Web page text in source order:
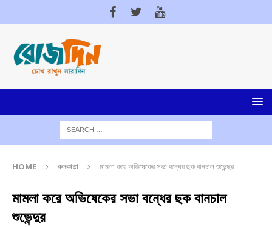
HOME কলকাতা মামলা করে অভিষেকের সভা বন্ধের ছক বানচাল শুভেন্দুর
মামলা করে অভিষেকের সভা বন্ধের ছক বানচাল
শুভেন্দুর